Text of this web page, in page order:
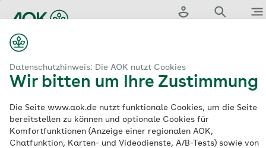
Datenschutzhinweis: Die AOK nutzt Cookies
Wir bitten um Ihre Zustimmung
Die Seite www.aok.de nutzt funktionale Cookies, um die Seite
bereitstellen zu können und optionale Cookies für
Komfortfunktionen (Anzeige einer regionalen AOK,
Chatfunktion, Karten- und Videodienste, A/B-Tests) sowie von
Hauptinhalt
springen
Individuelle